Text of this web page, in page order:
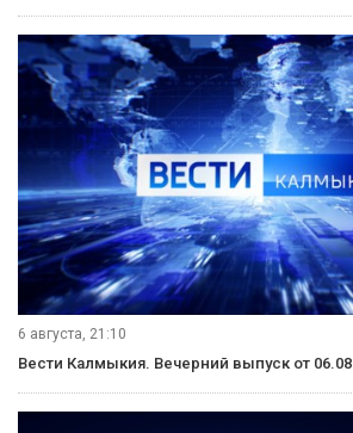
6 августа, 21:10
Вести Калмыкия. Вечерний выпуск от